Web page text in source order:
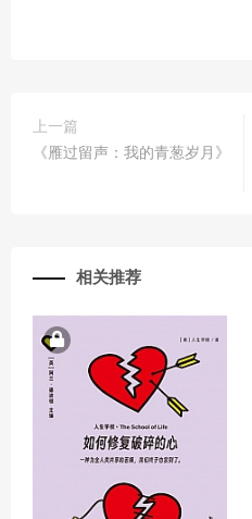
上一篇
《雁过留声：我的青葱岁月》
相关推荐